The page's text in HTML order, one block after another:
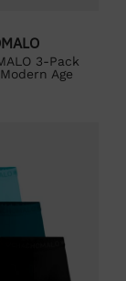
3-Pack
Age